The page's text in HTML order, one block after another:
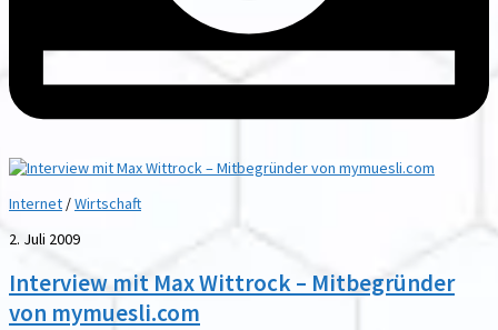
Internet /Wirtschaft
2. Juli 2009
Interview mit Max Wittrock – Mitbegründer
von mymuesli.com